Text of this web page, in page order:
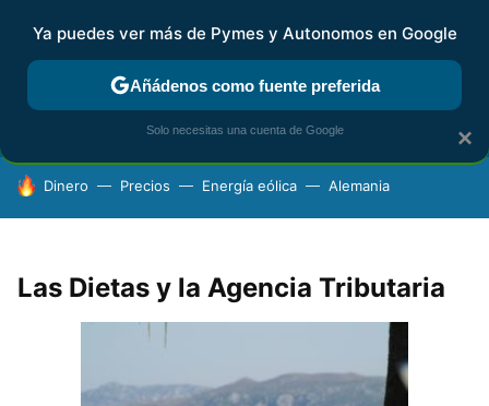
FISCALIDAD Y CONTABILIDAD KIT DIGITAL RENTA
HOY SE HABLA DE
Dinero Precios Energía eólica Alemania
Las Dietas y la Agencia Tributaria
×
Ya puedes ver más de Pymes y Autonomos en Google
Añádenos como fuente preferida
Solo necesitas una cuenta de Google